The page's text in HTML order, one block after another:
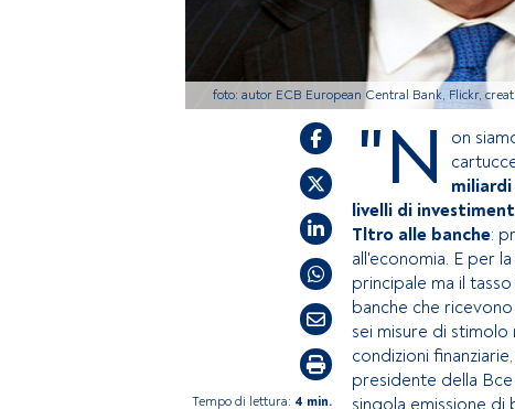
foto: autor ECB European Central Bank, Flickr,
Tempo di lettura: 4 min.
"N
on
livelli di
Tltro alle banche:
all'economia. E per
principale ma il
banche che
sei misure di
condizioni
presidente della Bce
singola emissione